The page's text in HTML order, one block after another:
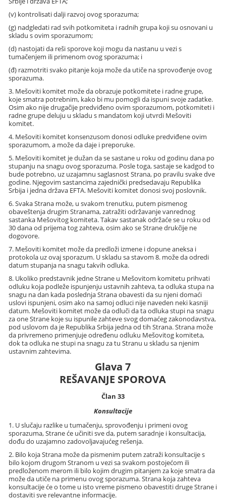
(v) kontrolisati dalji razvoj ovog sporazuma;
(g) nadgledati rad svih potkomiteta i radnih grupa koji su osnovani u
skladu s ovim sporazumom;
(d) nastojati da reši sporove koji mogu da nastanu u vezi s
tumačenjem ili primenom ovog sporazuma; i
(đ) razmotriti svako pitanje koja može da utiče na sprovođenje ovog
sporazuma.
3. Mešoviti komitet može da obrazuje potkomitete i radne grupe,
koje smatra potrebnim, kako bi mu pomogli da ispuni svoje zadatke.
Osim ako nije drugačije predviđeno ovim sporazumom, potkomiteti i
radne grupe deluju u skladu s mandatom koji utvrdi Mešoviti
komitet.
4. Mešoviti komitet konsenzusom donosi odluke predviđene ovim
sporazumom, a može da daje i preporuke.
5. Mešoviti komitet je dužan da se sastane u roku od godinu dana po
stupanju na snagu ovog sporazuma. Posle toga, sastaje se kadgod to
bude potrebno, uz uzajamnu saglasnost Strana, po pravilu svake dve
godine. Njegovim sastancima zajednički predsedavaju Republika
Srbija i jedna država EFTA. Mešoviti komitet donosi svoj poslovnik.
6. Svaka Strana može, u svakom trenutku, putem pismenog
obaveštenja drugim Stranama, zatražiti održavanje vanrednog
sastanka Mešovitog komiteta. Takav sastanak održaće se u roku od
30 dana od prijema tog zahteva, osim ako se Strane drukčije ne
dogovore.
7. Mešoviti komitet može da predloži izmene i dopune aneksa i
protokola uz ovaj sporazum. U skladu sa stavom 8. može da odredi
datum stupanja na snagu takvih odluka.
8. Ukoliko predstavnik jedne Strane u Mešovitom komitetu prihvati
odluku koja podleže ispunjenju ustavnih zahteva, ta odluka stupa na
snagu na dan kada poslednja Strana obavesti da su njeni domaći
uslovi ispunjeni, osim ako na samoj odluci nije naveden neki kasniji
datum. Mešoviti komitet može da odluči da ta odluka stupi na snagu
za one Strane koje su ispunile zahteve svog domaćeg zakonodavstva,
pod uslovom da je Republika Srbija jedna od tih Strana. Strana može
da privremeno primenjuje određenu odluku Mešovitog komiteta,
dok ta odluka ne stupi na snagu za tu Stranu u skladu sa njenim
ustavnim zahtevima.
Glava 7
REŠAVANJE SPOROVA
Član 33
Konsultacije
1. U slučaju razlike u tumačenju, sprovođenju i primeni ovog
sporazuma, Strane će učiniti sve da, putem saradnje i konsultacija,
dođu do uzajamno zadovoljavajućeg rešenja.
2. Bilo koja Strana može da pismenim putem zatraži konsultacije s
bilo kojom drugom Stranom u vezi sa svakom postojećom ili
predloženom merom ili bilo kojim drugim pitanjem za koje smatra da
može da utiče na primenu ovog sporazuma. Strana koja zahteva
konsultacije će o tome u isto vreme pismeno obavestiti druge Strane i
dostaviti sve relevantne informacije.